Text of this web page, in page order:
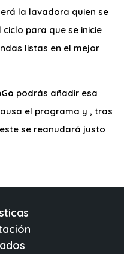
la lavadora quien se
para que se inicie
listas en el mejor
podrás añadir esa
el programa y , tras
se reanudará justo